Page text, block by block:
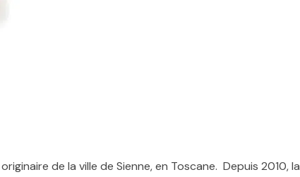
de la ville de Sienne, en Toscane. Depuis 2010, la